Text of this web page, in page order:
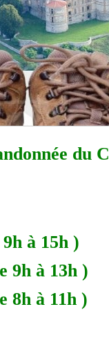
à 15h )
9h à 13h )
8h à 11h )